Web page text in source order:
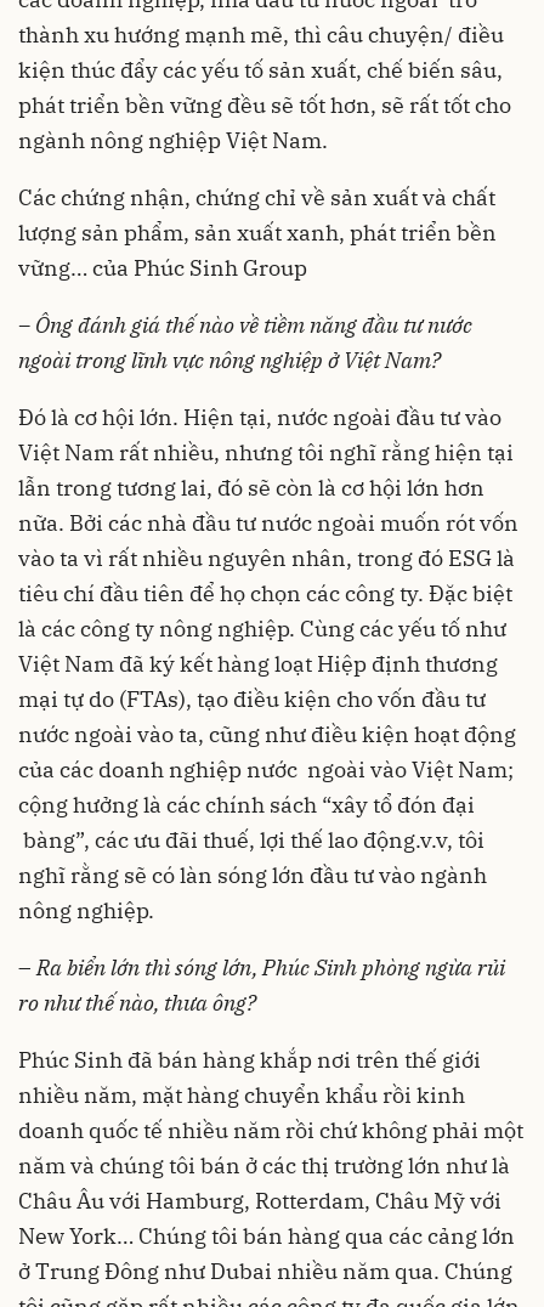
thành xu hướng mạnh mẽ, thì câu chuyện/ điều
kiện thúc đẩy các yếu tố sản xuất, chế biến sâu,
phát triển bền vững đều sẽ tốt hơn, sẽ rất tốt cho
ngành nông nghiệp Việt Nam.
Các chứng nhận, chứng chỉ về sản xuất và chất
lượng sản phẩm, sản xuất xanh, phát triển bền
vững… của Phúc Sinh Group
– Ông đánh giá thế nào về tiềm năng đầu tư nước
ngoài trong lĩnh vực nông nghiệp ở Việt Nam?
Đó là cơ hội lớn. Hiện tại, nước ngoài đầu tư vào
Việt Nam rất nhiều, nhưng tôi nghĩ rằng hiện tại
lẫn trong tương lai, đó sẽ còn là cơ hội lớn hơn
nữa. Bởi các nhà đầu tư nước ngoài muốn rót vốn
vào ta vì rất nhiều nguyên nhân, trong đó ESG là
tiêu chí đầu tiên để họ chọn các công ty. Đặc biệt
là các công ty nông nghiệp. Cùng các yếu tố như
Việt Nam đã ký kết hàng loạt Hiệp định thương
mại tự do (FTAs), tạo điều kiện cho vốn đầu tư
nước ngoài vào ta, cũng như điều kiện hoạt động
của các doanh nghiệp nước ngoài vào Việt Nam;
cộng hưởng là các chính sách “xây tổ đón đại
bàng”, các ưu đãi thuế, lợi thế lao động.v.v, tôi
nghĩ rằng sẽ có làn sóng lớn đầu tư vào ngành
nông nghiệp.
–Ra biển lớn thì sóng lớn,Phúc Sinh phòng ngừa rủi
ro như thế nào, thưa ông?
Phúc Sinh đã bán hàng khắp nơi trên thế giới
nhiều năm, mặt hàng chuyển khẩu rồi kinh
doanh quốc tế nhiều năm rồi chứ không phải một
năm và chúng tôi bán ở các thị trường lớn như là
Châu Âu với Hamburg, Rotterdam, Châu Mỹ với
New York… Chúng tôi bán hàng qua các cảng lớn
ở Trung Đông như Dubai nhiều năm qua. Chúng